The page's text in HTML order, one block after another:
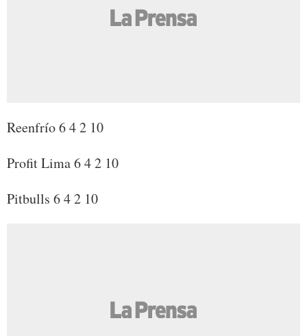
Reenfrío 6 4 2 10
Profit Lima 6 4 2 10
Pitbulls 6 4 2 10